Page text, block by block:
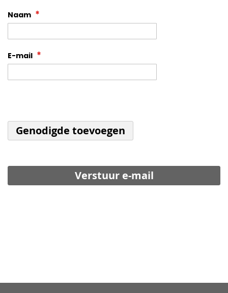
Naam
E-mail
Genodigde toevoegen
Verstuur e-mail